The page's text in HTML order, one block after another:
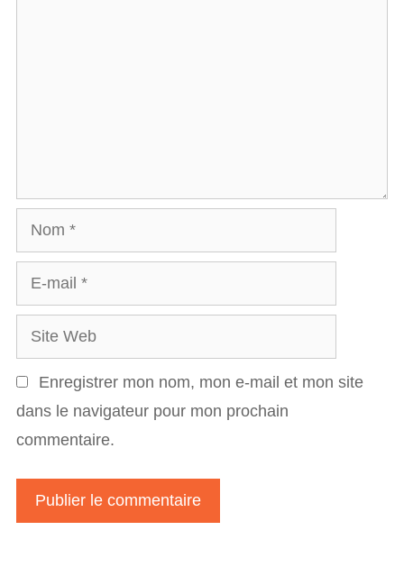
Nom
mail
Site
Web
Enregistrer mon nom, mon e-mail et mon site
dans le navigateur pour mon prochain
commentaire.